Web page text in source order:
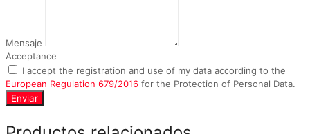
Mensaje
Acceptance
I accept the registration and use of my data according to the
European Regulation 679/2016 for the Protection of Personal Data.
Enviar